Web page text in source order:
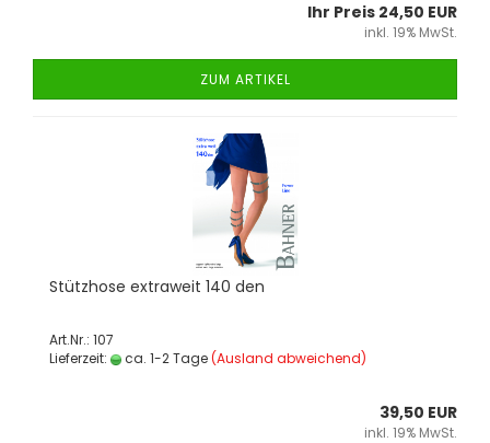
Ihr Preis 24,50 EUR
inkl. 19% MwSt.
ZUM ARTIKEL
Stütz­ho­se ex­tra­weit 140 den
Art.Nr.: 107
Lieferzeit:
ca. 1-2 Tage(Ausland abweichend)
39,50 EUR
inkl. 19% MwSt.